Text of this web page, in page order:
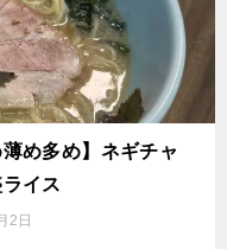
め多め】ネギチャ
イス
2日